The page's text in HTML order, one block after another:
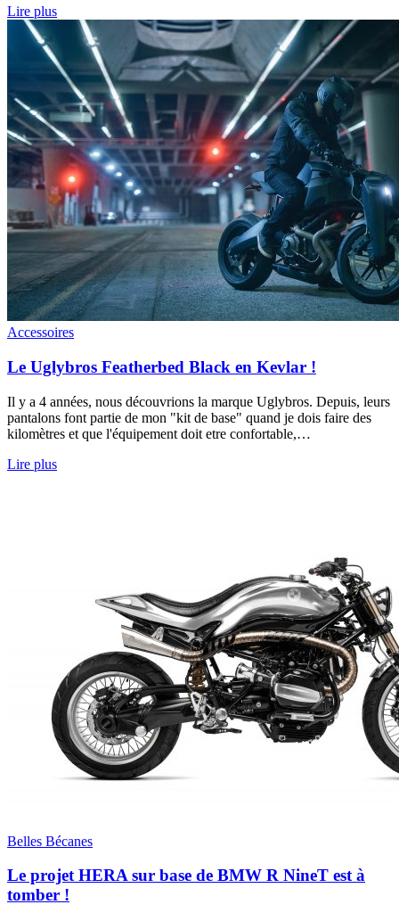
Lire plus
Accessoires
Le Uglybros Featherbed Black en Kevlar !
Il y a 4 années, nous découvrions la marque Uglybros. Depuis, leurs
pantalons font partie de mon "kit de base" quand je dois faire des
kilomètres et que l'équipement doit etre confortable,…
Lire plus
Belles Bécanes
Le projet HERA sur base de BMW R NineT est à
tomber !